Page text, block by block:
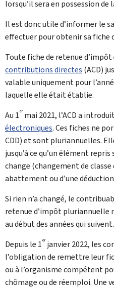
lorsqu’il sera en possession
Il est donc utile d’informer le
effectuer pour obtenir sa fiche
Toute fiche de retenue d’impôt
contributions directes (ACD)
valable uniquement pour
laquelle elle était établie.
Au 1er mai 2021, l’ACD a
électroniques. Ces fiches ne
CDD) et sont pluriannuelles.
jusqu’à ce qu’un élément
change (changement de
abattement ou d’une
Si rien n’a changé, le
retenue d’impôt pluriannuelle
au début des années qui suivent.
Depuis le 1er janvier 2022, les
l’obligation de remettre leur
ou à l’organisme compétent
chômage ou de réemploi. Une